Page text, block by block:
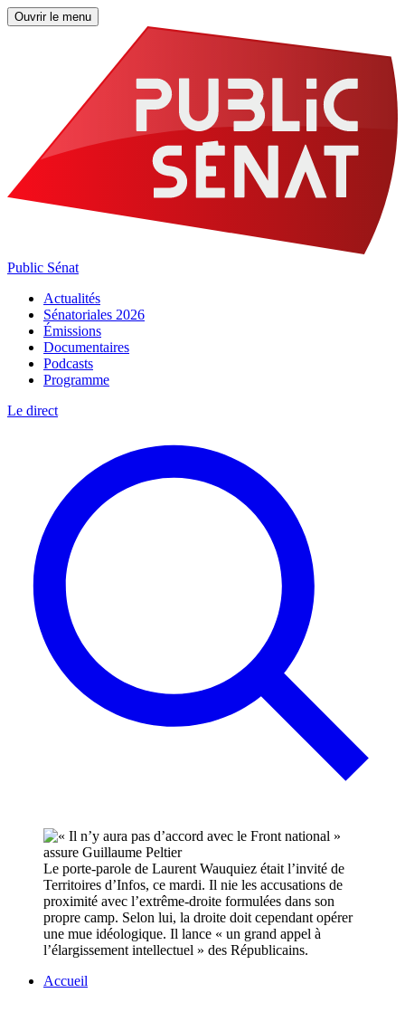
Ouvrir le menu
Public Sénat
Actualités
Sénatoriales 2026
Émissions
Documentaires
Podcasts
Programme
Le direct
Le porte-parole de Laurent Wauquiez était l’invité de
Territoires d’Infos, ce mardi. Il nie les accusations de
proximité avec l’extrême-droite formulées dans son
propre camp. Selon lui, la droite doit cependant opérer
une mue idéologique. Il lance « un grand appel à
l’élargissement intellectuel » des Républicains.
Accueil